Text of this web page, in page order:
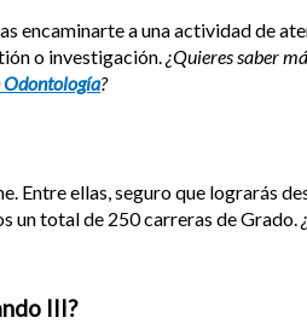
encaminarte a una actividad de
o investigación. ¿Quieres saber
Odontología?
Entre ellas, seguro que lograrás
un total de 250 carreras de Grado.
III?